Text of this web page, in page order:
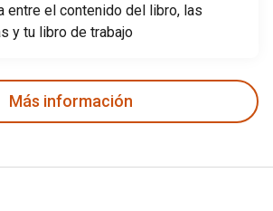
entre el contenido del libro, las
y tu libro de trabajo
Más información